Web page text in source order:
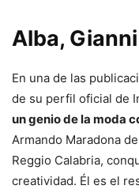
Alba,
En una de las
de su perfil oficial de
un genio de la moda
Armando Maradona
Reggio Calabria,
creatividad. Él es el